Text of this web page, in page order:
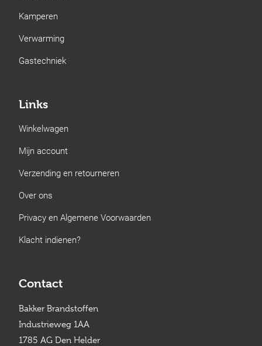
Kamperen
Verwarming
Gastechniek
Links
Winkelwagen
Mijn account
Verzending en retourneren
Over ons
Privacy en Algemene Voorwaarden
Klacht indienen?
Contact
Bakker Brandstoffen
Industrieweg 1AA
1785 AG Den Helder